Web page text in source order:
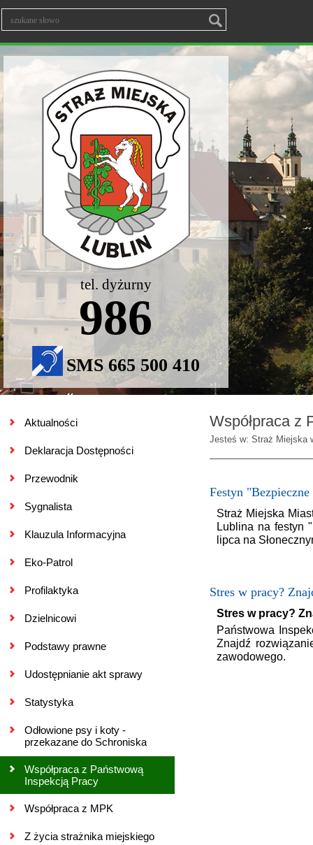
tel. dyżurny
986
SMS 665 500 410
Aktualności
Deklaracja Dostępności
Przewodnik
Sygnalista
Klauzula Informacyjna
Eko-Patrol
Profilaktyka
Dzielnicowi
Podstawy prawne
Udostępnianie akt sprawy
Statystyka
Odłowione psy i koty -
przekazane do Schroniska
Współpraca z Państwową
Inspekcją Pracy
Współpraca z MPK
Z życia strażnika miejskiego
Współpraca z
Jesteś w: Straż Miejska
Festyn
Straż Miejska
Lublina na festyn
lipca na
Stres w pracy?
Stres w pracy?
Państwowa
Znajdź
zawodowego.